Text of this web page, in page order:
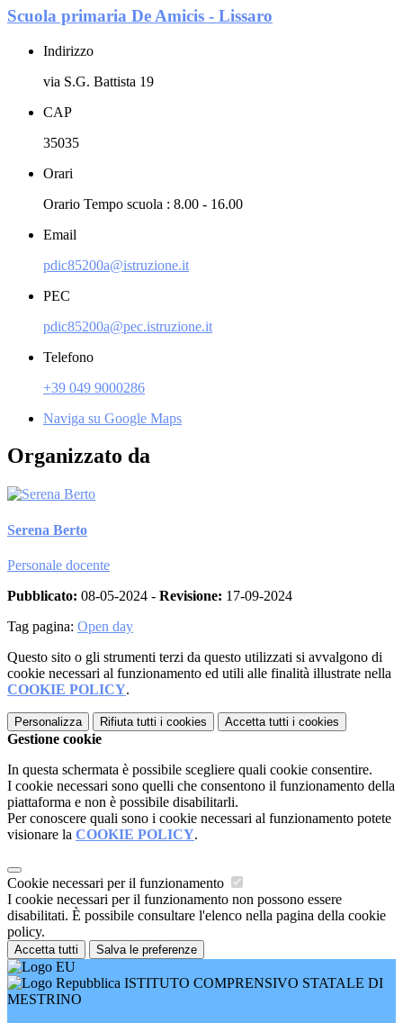
Scuola primaria De Amicis - Lissaro
Indirizzo
via S.G. Battista 19
CAP
35035
Orari
Orario Tempo scuola : 8.00 - 16.00
Email
pdic85200a@istruzione.it
PEC
pdic85200a@pec.istruzione.it
Telefono
+39 049 9000286
Naviga su Google Maps
Organizzato da
Serena Berto
Personale docente
Pubblicato: 08-05-2024 - Revisione: 17-09-2024
Tag pagina: Open day
Questo sito o gli strumenti terzi da questo utilizzati si avvalgono di
cookie necessari al funzionamento ed utili alle finalità illustrate nella
COOKIE POLICY.
Personalizza Rifiuta tutti i cookies Accetta tutti i cookies
Gestione cookie
In questa schermata è possibile scegliere quali cookie consentire.
I cookie necessari sono quelli che consentono il funzionamento della
piattaforma e non è possibile disabilitarli.
Per conoscere quali sono i cookie necessari al funzionamento potete
visionare la COOKIE POLICY.
Cookie necessari per il funzionamento
I cookie necessari per il funzionamento non possono essere
disabilitati. È possibile consultare l'elenco nella pagina della cookie
policy.
Accetta tutti Salva le preferenze
ISTITUTO COMPRENSIVO STATALE DI
MESTRINO